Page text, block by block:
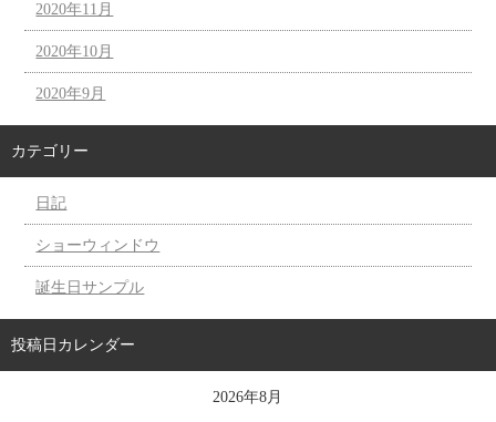
2020年11月
2020年10月
2020年9月
カテゴリー
日記
ショーウィンドウ
誕生日サンプル
投稿日カレンダー
2026年8月